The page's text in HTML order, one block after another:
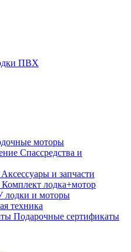
ПВХ
моторы
Спассредства и
Аксессуары и запчасти
Комплект лодка+мотор
лодки и моторы
техника
Подарочные сертификаты